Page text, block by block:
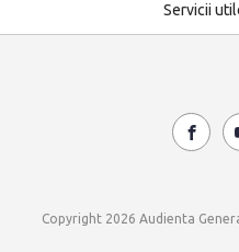
Servicii
Copyright 2026 Audienta